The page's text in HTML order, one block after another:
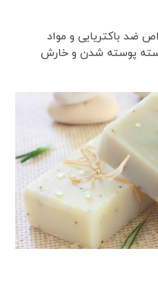
ضد باکتریایی و مواد
پوسته شدن و خارش